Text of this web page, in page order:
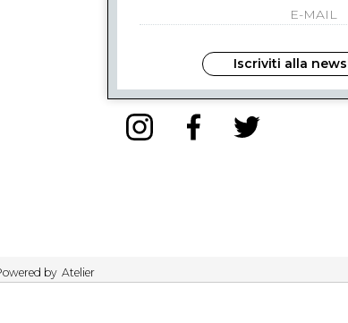
ho letto ed accettato le condizioni sulla
by Atelier
Iscriviti alla